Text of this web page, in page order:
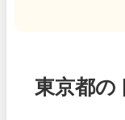
東京都の